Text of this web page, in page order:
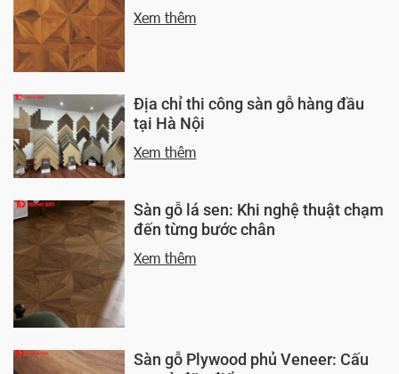
Xem thêm
Địa chỉ thi công sàn gỗ hàng đầu
tại Hà Nội
Xem thêm
Sàn gỗ lá sen: Khi nghệ thuật chạm
đến từng bước chân
Xem thêm
Sàn gỗ Plywood phủ Veneer: Cấu